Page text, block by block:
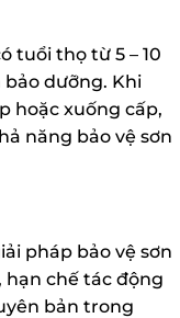
tuổi thọ từ 5 – 10
dưỡng. Khi
hoặc xuống cấp,
năng bảo vệ sơn
pháp bảo vệ sơn
hạn chế tác động
bản trong